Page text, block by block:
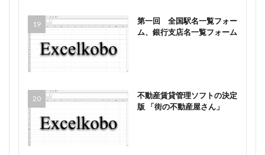
第一回 全国駅名一覧フォー
ム、銀行支店名一覧フォーム
不動産賃貸管理ソフトの決定
版 「街の不動産屋さん」